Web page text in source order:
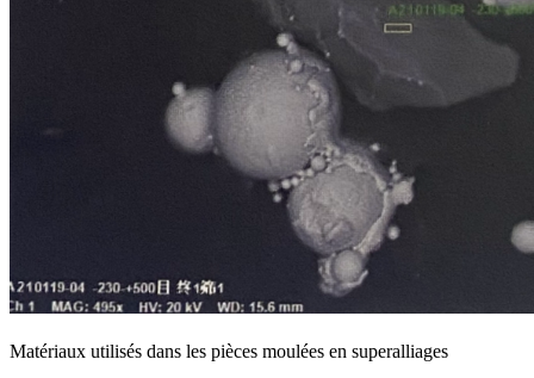
Matériaux utilisés dans les pièces moulées en superalliages